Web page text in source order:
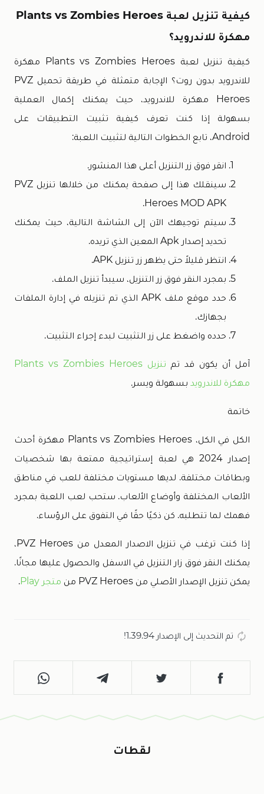
كيفية تنزيل لعبة Plants vs Zombies Heroes
مهكرة للاندرويد؟
كيفية تنزيل لعبة Plants vs Zombies Heroes مهكرة
للاندرويد بدون روت؟ الإجابة متمثلة في طريقة تحميل PVZ
Heroes مهكرة للاندرويد، حيث يمكنك إكمال العملية
بسهولة إذا كنت تعرف كيفية تثبيت التطبيقات على
Android، تابع الخطوات التالية لتثبيت اللعبة:
انقر فوق زر التنزيل أعلى هذا المنشور.
سينقلك هذا إلى صفحة يمكنك من خلالها تنزيل PVZ
Heroes MOD APK.
سيتم توجيهك الآن إلى الشاشة التالية، حيث يمكنك
تحديد إصدار Apk المعين الذي تريده.
انتظر قليلاً حتى يظهر زر تنزيل APK.
بمجرد النقر فوق زر التنزيل، سيبدأ تنزيل الملف.
حدد موقع ملف APK الذي تم تنزيله في إدارة الملفات
بجهازك.
حدده واضغط على زر التثبيت لبدء إجراء التثبيت.
آمل أن يكون قد تم
تنزيل Plants vs Zombies Heroes
مهكرة للاندرويد بسهولة ويسر.
خاتمة
الكل في الكل، Plants vs Zombies Heroes مهكرة أحدث
إصدار 2024 هي لعبة إستراتيجية ممتعة بها شخصيات
وبطاقات مختلفة. لديها مستويات مختلفة للعب في مناطق
الألعاب المختلفة وأوضاع الألعاب. ستحب لعب اللعبة بمجرد
فهمك لما تتطلبه. كن ذكيًا حقًا في التفوق على الرؤساء.
إذا كنت ترغب في تنزيل الاصدار المعدل من PVZ Heroes،
يمكنك النقر فوق زار التنزيل في الاسفل والحصول عليها مجانًا.
يمكن تنزيل الإصدار الأصلي من PVZ Heroes من
متجر Play .
تم التحديث إلى الإصدار 1.39.94!
لقطات